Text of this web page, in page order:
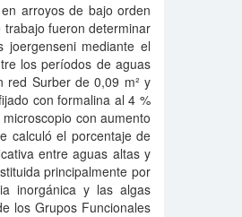
arroyos de bajo orden
fueron determinar
joergenseni mediante el
los períodos de aguas
red Surber de 0,09 m² y
con formalina al 4 %
con aumento
calculó el porcentaje de
entre aguas altas y
principalmente por
inorgánica y las algas
los Grupos Funcionales